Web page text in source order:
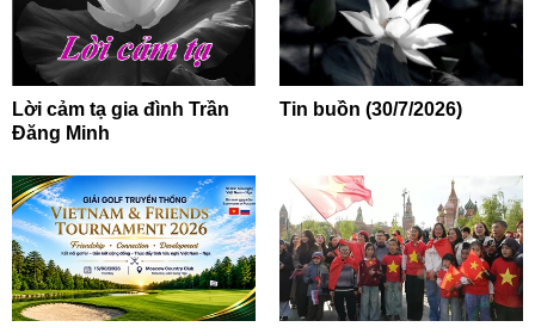
Lời cảm tạ gia đình Trần
Đăng Minh
Tin buồn (30/7/2026)